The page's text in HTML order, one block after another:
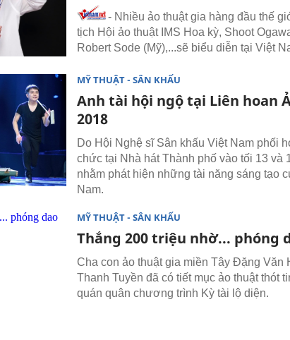
- Nhiều ảo thuật gia hàng đầu thế
tịch Hội ảo thuật IMS Hoa kỳ, Shoot
Robert Sode (Mỹ),...sẽ biểu diễn tại Việt
MỸ THUẬT - SÂN KHẤU
Anh tài hội ngộ tại Liên hoan
2018
Do Hội Nghệ sĩ Sân khấu Việt Nam phối
chức tại Nhà hát Thành phố vào tối 13 và
nhằm phát hiện những tài năng sáng tạo
Nam.
MỸ THUẬT - SÂN KHẤU
Thắng 200 triệu nhờ... phóng
Cha con ảo thuật gia miền Tây Đặng Văn
Thanh Tuyền đã có tiết mục ảo thuật thót
quán quân chương trình Kỳ tài lộ diện.